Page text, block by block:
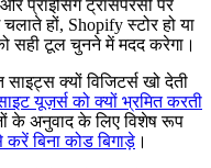
प्राइसिंग ट्रांसपेरेंसी पर
हों, Shopify स्टोर हो या
सही टूल चुनने में मदद करेगा।
क्यों विजिटर्स खो देती
यूज़र्स को क्यों भ्रमित करती
के अनुवाद के लिए विशेष रूप
बिना कोड बिगाड़े ।